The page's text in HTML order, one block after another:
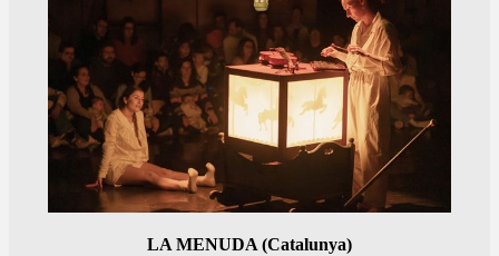
LA MENUDA (Catalunya)